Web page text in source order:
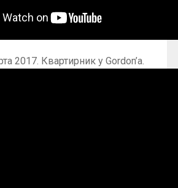
2017. Квартирник у Gordon’a.